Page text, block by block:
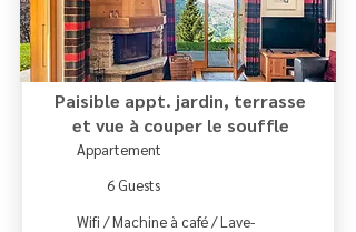
Paisible appt. jardin, terrasse
et vue à couper le souffle
Appartement
6 Guests
Wifi / Machine à café / Lave-